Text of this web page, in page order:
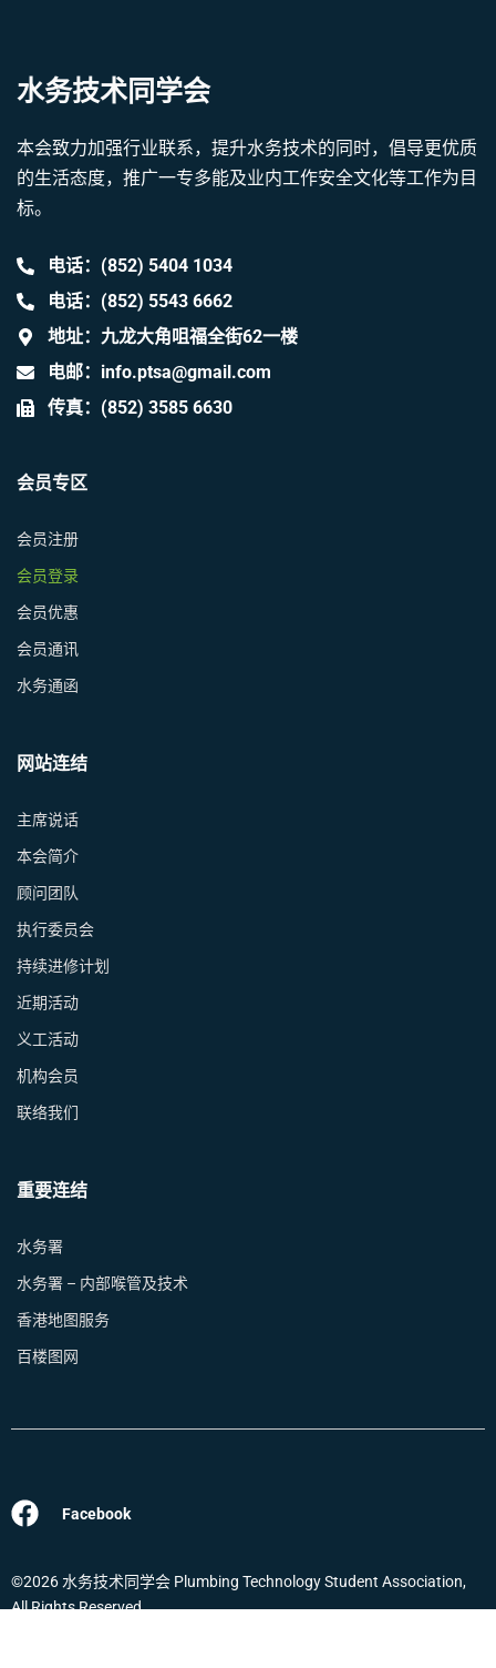
水务技术同学会
本会致力加强行业联系，提升水务技术的同时，倡导更优质
的生活态度，推广一专多能及业内工作安全文化等工作为目
标。
电话：(852) 5404 1034
电话：(852) 5543 6662
地址：九龙大角咀福全街62一楼
电邮：info.ptsa@gmail.com
传真：(852) 3585 6630
会员专区
会员注册
会员登录
会员优惠
会员通讯
水务通函
网站连结
主席说话
本会简介
顾问团队
执行委员会
持续进修计划
近期活动
义工活动
机构会员
联络我们
重要连结
水务署
水务署 – 内部喉管及技术
香港地图服务
百楼图网
Facebook
©2026 水务技术同学会 Plumbing Technology Student Association,
All Rights Reserved.